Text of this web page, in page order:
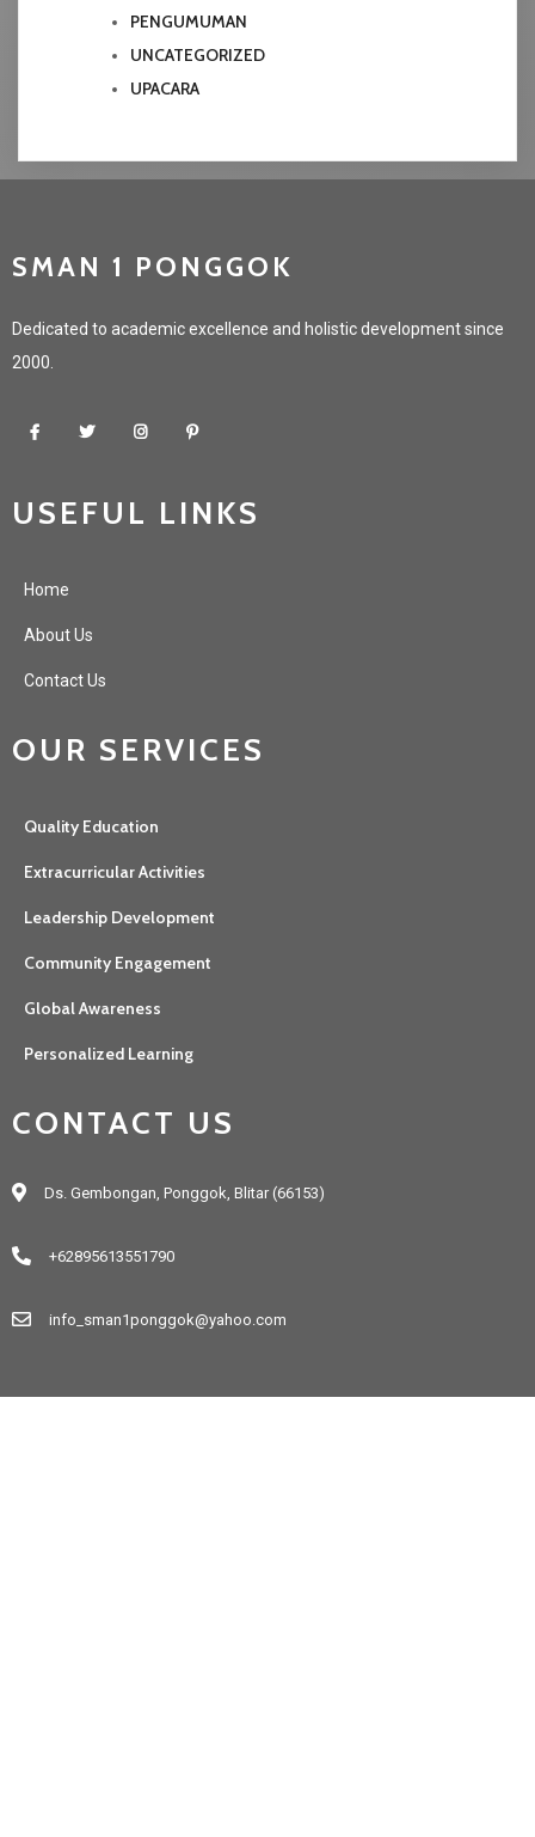
PENGUMUMAN
UNCATEGORIZED
UPACARA
SMAN 1 PONGGOK
Dedicated to academic excellence and holistic development since
2000.
USEFUL LINKS
Home
About Us
Contact Us
OUR SERVICES
Quality Education
Extracurricular Activities
Leadership Development
Community Engagement
Global Awareness
Personalized Learning
CONTACT US
Ds. Gembongan, Ponggok, Blitar (66153)
+62895613551790
info_sman1ponggok@yahoo.com